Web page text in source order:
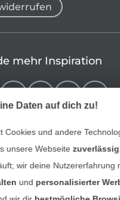
mehr Inspiration
Daten auf dich zu!
Cookies und andere
unsere Webseite
wir deine Nutzererfahrung
und personalisierter